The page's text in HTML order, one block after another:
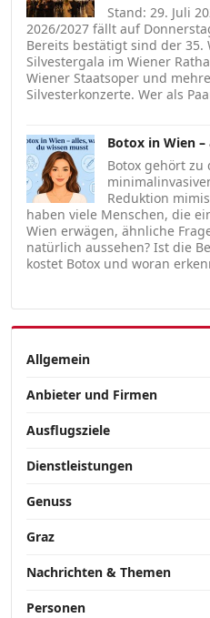
Stand: 29. Juli
2026/2027 fällt auf
Bereits bestätigt sind der 35.
Silvestergala im Wiener
Wiener Staatsoper und
Silvesterkonzerte. Wer als
Botox in Wien
Botox gehört
Reduktion
haben viele Menschen, die
Wien erwägen, ähnliche
natürlich aussehen? Ist die
kostet Botox und woran
Allgemein
Anbieter und Firmen
Ausflugsziele
Dienstleistungen
Genuss
Graz
Nachrichten & Themen
Personen